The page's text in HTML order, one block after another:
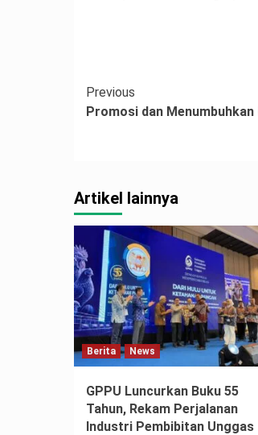
Continue
Reading
Previous
Promosi dan
Artikel lainnya
Berita News
GPPU Luncurkan Buku 55
Tahun, Rekam Perjalanan
Industri Pembibitan Unggas